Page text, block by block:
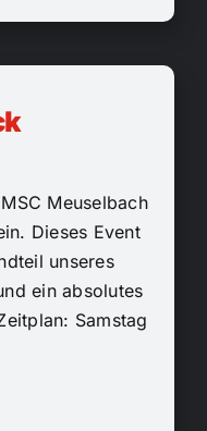
Meuselbach
Dieses Event
unseres
ein absolutes
Samstag